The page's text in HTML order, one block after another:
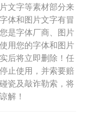
文字等素材部分来
体和图片文字有冒
是字体厂商、图片
用您的字体和图片
后将立即删除！任
止使用，并索要赔
瓷及敲诈勒索，将
解！